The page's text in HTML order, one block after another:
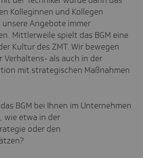
Kolleginnen und Kollegen
Angebote immer
Mittlerweile spielt das BGM eine
Kultur des ZMT. Wir bewegen
Verhaltens- als auch in der
mit strategischen Maßnahmen
BGM bei Ihnen im Unternehmen
wie etwa in der
oder den